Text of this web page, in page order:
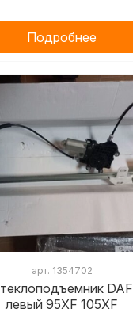
Подробнее
арт. 1354702
DAF
левый 95XF 105XF